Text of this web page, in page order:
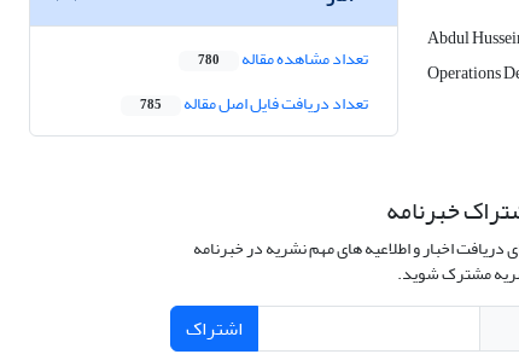
Abdul
Operations
تعداد مشاهده مقاله 780
تعداد دریافت فایل اصل مقاله 785
خبرنامه
دریافت اخبار و اطلاعیه های مهم نشریه در خبرنامه
مشترک شوید.
اشتراک